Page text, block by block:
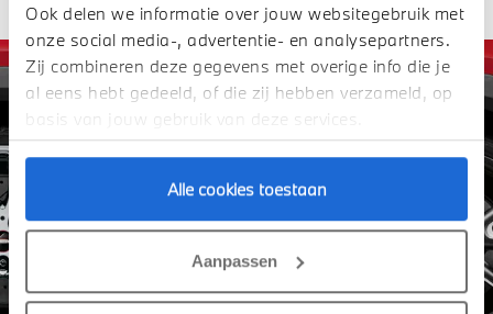
Ook delen we informatie over jouw websitegebruik met
onze social media-, advertentie- en analysepartners.
Zij combineren deze gegevens met overige info die je
al eens hebt gedeeld, of die zij hebben verzameld, op
basis van jouw gebruik van deze services.
Alle cookies toestaan
Aanpassen